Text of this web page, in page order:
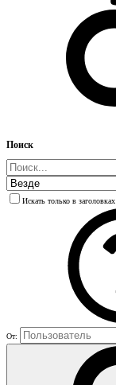
Поиск
Искать только в заголовках
От: